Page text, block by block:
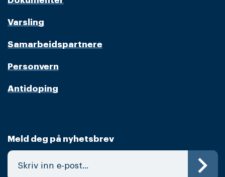
Varsling
Samarbeidspartnere
Personvern
Antidoping
Meld deg på nyhetsbrev